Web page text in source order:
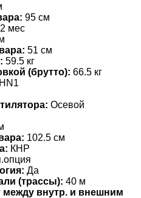
95 см
мес
51 см
59.5 кг
(брутто): 66.5 кг
Осевой
102.5 см
КНР
Да
(трассы): 40 м
между внутр. и внешним